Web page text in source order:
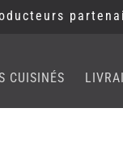
CUISINÉS